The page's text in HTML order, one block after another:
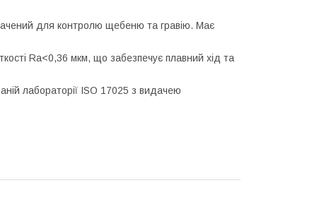
для контролю щебеню та гравію. Має
Ra<0,36 мкм, що забезпечує плавний хід та
лабораторії ISO 17025 з видачею